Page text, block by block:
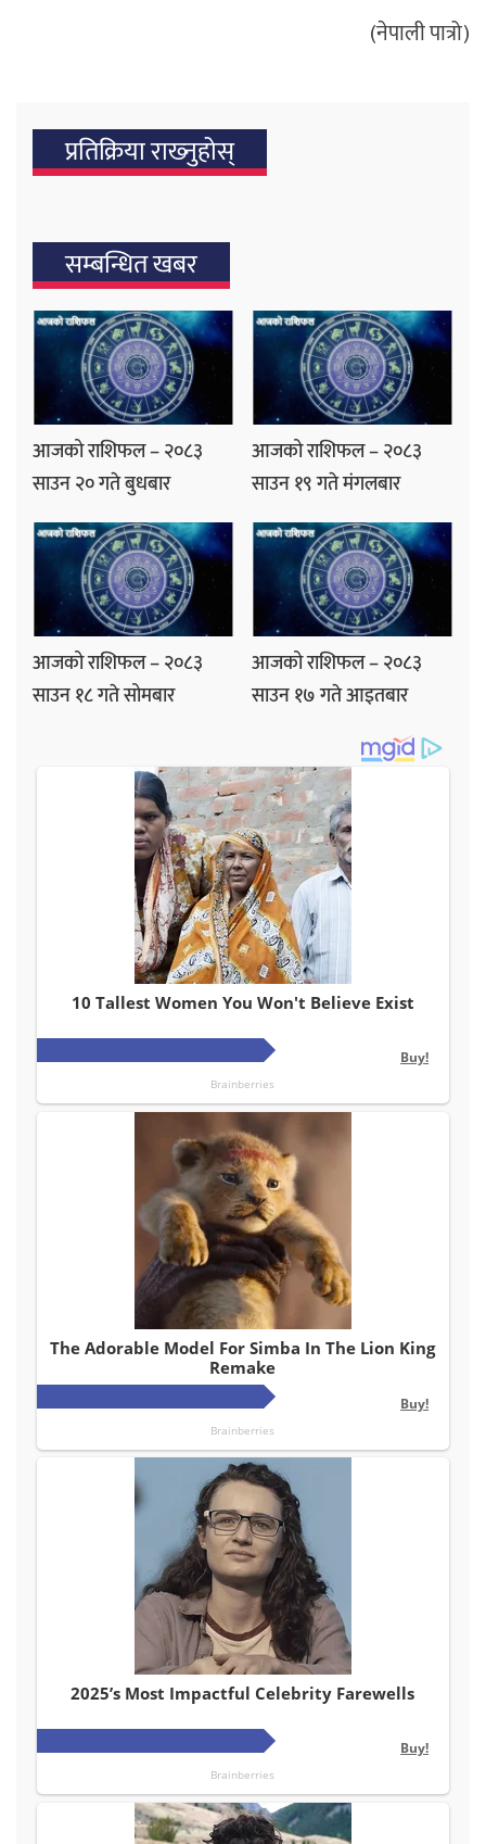
(नेपाली पात्रो)
प्रतिक्रिया राख्‍नुहोस्
सम्बन्धित खबर
आजको राशिफल – २०८३
साउन २० गते बुधबार
आजको राशिफल – २०८३
साउन १९ गते मंगलबार
आजको राशिफल – २०८३
साउन १८ गते सोमबार
आजको राशिफल – २०८३
साउन १७ गते आइतबार